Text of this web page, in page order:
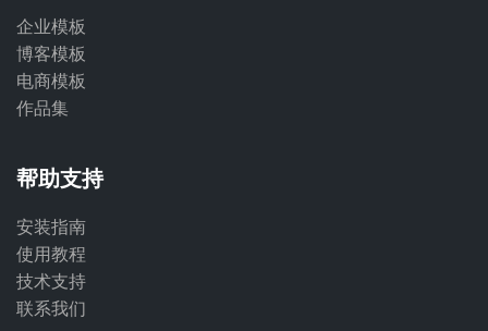
企业模板
博客模板
电商模板
作品集
帮助支持
安装指南
使用教程
技术支持
联系我们